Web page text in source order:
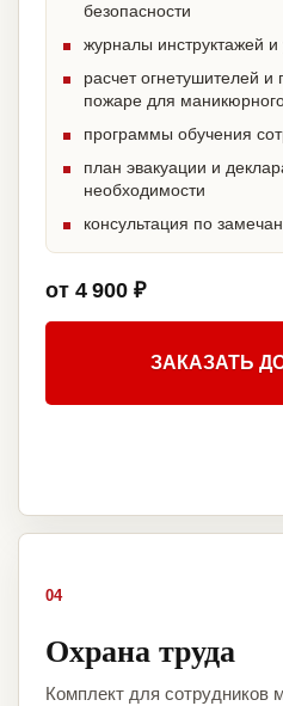
безопасности
журналы инструктажей и
расчет огнетушителей и
пожаре для
программы обучения
план эвакуации и
необходимости
консультация по
от 4 900 ₽
ЗАКАЗАТЬ
04
Охрана труда
Комплект для сотрудников